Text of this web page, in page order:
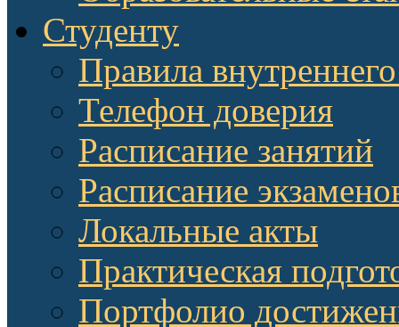
Студенту
Правила
Телефон доверия
Расписание занятий
Расписание
Локальные акты
Практическая
Портфолио